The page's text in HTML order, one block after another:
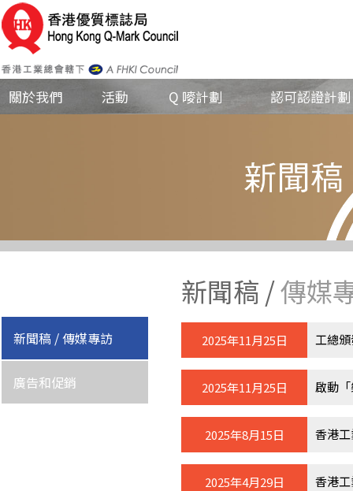
關於我們 活動 Q 嘜計劃 認可認證計劃
新聞稿 / 傳媒專訪
廣告和促銷
新聞稿 /傳媒
2025年11月25日 工總
2025年11月25日 啟動
2025年8月15日 香港
2025年4月29日 香港